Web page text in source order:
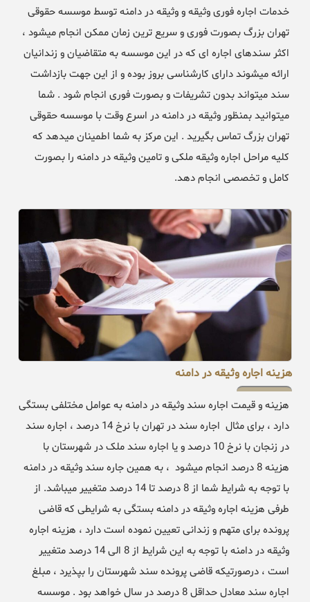
خدمات اجاره فوری وثیقه و وثیقه در دامنه توسط موسسه حقوقی
تهران بزرگ بصورت فوری و سریع ترین زمان ممکن انجام میشود ،
اکثر سندهای اجاره ای که در این موسسه به متقاضیان و زندانیان
ارائه میشوند دارای کارشناسی بروز بوده و از این جهت بازداشت
سند میتواند بدون تشریفات و بصورت فوری انجام شود . شما
میتوانید بمنظور وثیقه در دامنه در اسرع وقت با موسسه حقوقی
تهران بزرگ تماس بگیرید . این مرکز به شما اطمینان میدهد که
کلیه مراحل اجاره وثیقه ملکی و تامین وثیقه در دامنه را بصورت
کامل و تخصصی انجام دهد.
هزینه اجاره وثیقه در دامنه
هزینه و قیمت اجاره سند وثیقه در دامنه به عوامل مختلفی بستگی
دارد ، برای مثال اجاره سند در تهران با نرخ 14 درصد ، اجاره سند
در زنجان با نرخ 10 درصد و یا اجاره سند ملک در شهرستان با
هزینه 8 درصد انجام میشود ، به همین جاره سند وثیقه در دامنه
با توجه به شرایط شما از 8 درصد تا 14 درصد متغییر میباشد. از
طرفی هزینه اجاره وثیقه در دامنه بستگی به شرایطی که قاضی
پرونده برای متهم و زندانی تعیین نموده است دارد ، هزینه اجاره
وثیقه در دامنه با توجه به این شرایط از 8 الی 14 درصد متغییر
است ، درصورتیکه قاضی پرونده سند شهرستان را بپذیرد ، مبلغ
اجاره سند معادل حداقل 8 درصد در سال خواهد بود . موسسه